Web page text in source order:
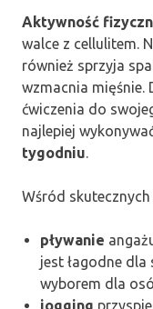
Aktywność
walce z cellulitem.
również sprzyja
wzmacnia mięśnie.
ćwiczenia do
najlepiej
tygodniu.
Wśród
pływanie
jest łagodne dla
wyborem dla
jogging